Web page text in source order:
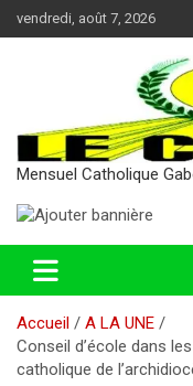
au
vendredi, août 7, 2026
Mensuel Catholique
Accueil
A LA UNE
Conseil d’école dans
catholique de